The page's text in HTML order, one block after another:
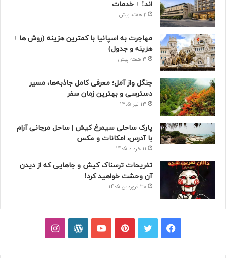
اند! + خدمات
2 هفته پیش
مهاجرت به اسپانیا با کمترین هزینه (روش ها +
هزینه و جدول)
3 هفته پیش
جنگل واز آمل؛ معرفی کامل جاذبه‌ها، مسیر
دسترسی و بهترین زمان سفر
13 تیر 1405
پارک ساحلی سیمرغ کیش | ساحل مرجانی آرام
با آدرس، امکانات و عکس
11 خرداد 1405
تفریحات ترسناک کیش و جاهایی که از دیدن
آن وحشت خواهید کرد!
30 فروردین 1405
فیسبوکتوییترپینتریستیوتیوبوردپرساینستاگرام